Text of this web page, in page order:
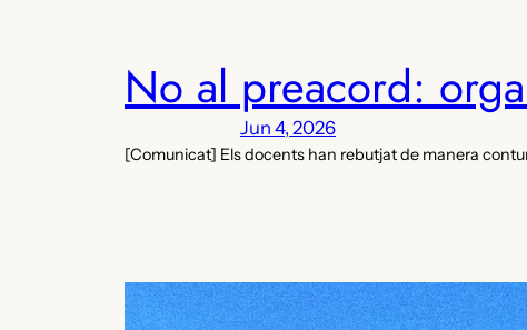
No al preacord:
Jun 4, 2026
[Comunicat] Els docents han rebutjat de manera